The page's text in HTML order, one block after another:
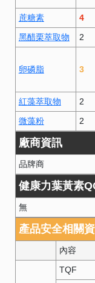
蔗糖素
4
黑醋栗萃取物
2
卵磷脂 3
紅藻萃取物
2
微藻粉
2
廠商資訊
品牌商
健康力葉黃素
無
產品安全相關
內容
TQF